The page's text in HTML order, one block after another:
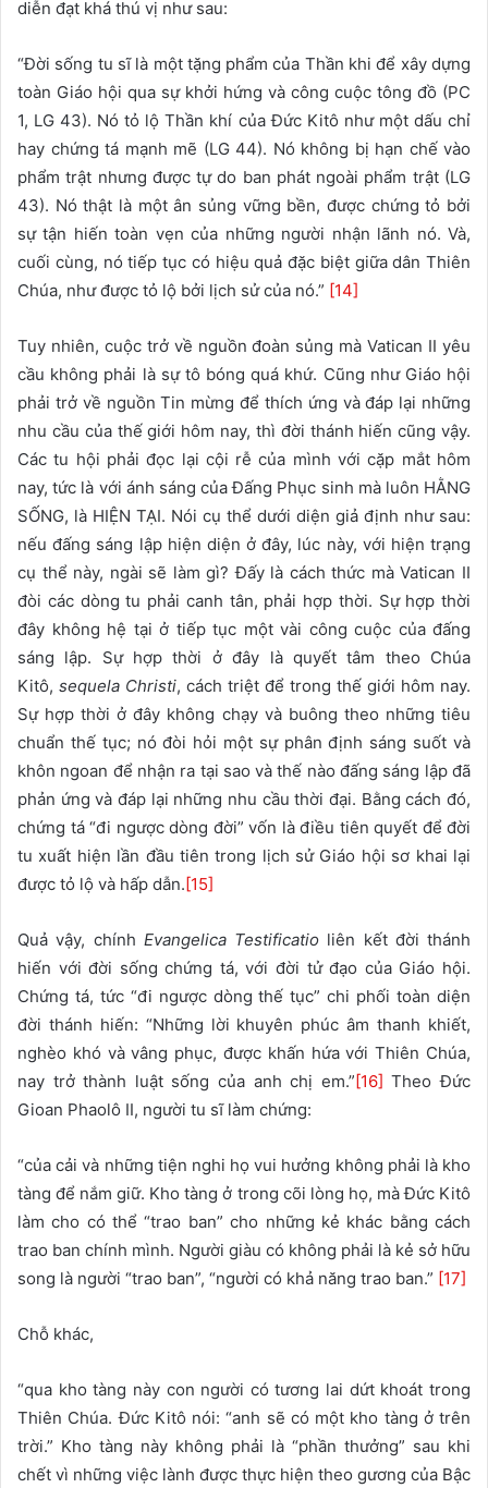
diễn đạt khá thú vị như sau:
“Đời sống tu sĩ là một tặng phẩm của Thần khi để xây dựng
toàn Giáo hội qua sự khởi hứng và công cuộc tông đồ (PC
1, LG 43). Nó tỏ lộ Thần khí của Đức Kitô như một dấu chỉ
hay chứng tá mạnh mẽ (LG 44). Nó không bị hạn chế vào
phẩm trật nhưng được tự do ban phát ngoài phẩm trật (LG
43). Nó thật là một ân sủng vững bền, được chứng tỏ bởi
sự tận hiến toàn vẹn của những người nhận lãnh nó. Và,
cuối cùng, nó tiếp tục có hiệu quả đặc biệt giữa dân Thiên
Chúa, như được tỏ lộ bởi lịch sử của nó.” [14]
Tuy nhiên, cuộc trở về nguồn đoàn sủng mà Vatican II yêu
cầu không phải là sự tô bóng quá khứ. Cũng như Giáo hội
phải trở về nguồn Tin mừng để thích ứng và đáp lại những
nhu cầu của thế giới hôm nay, thì đời thánh hiến cũng vậy.
Các tu hội phải đọc lại cội rễ của mình với cặp mắt hôm
nay, tức là với ánh sáng của Đấng Phục sinh mà luôn HẰNG
SỐNG, là HIỆN TẠI. Nói cụ thể dưới diện giả định như sau:
nếu đấng sáng lập hiện diện ở đây, lúc này, với hiện trạng
cụ thể này, ngài sẽ làm gì? Đấy là cách thức mà Vatican II
đòi các dòng tu phải canh tân, phải hợp thời. Sự hợp thời
đây không hệ tại ở tiếp tục một vài công cuộc của đấng
sáng lập. Sự hợp thời ở đây là quyết tâm theo Chúa
Kitô, sequela Christi, cách triệt để trong thế giới hôm nay.
Sự hợp thời ở đây không chạy và buông theo những tiêu
chuẩn thế tục; nó đòi hỏi một sự phân định sáng suốt và
khôn ngoan để nhận ra tại sao và thế nào đấng sáng lập đã
phản ứng và đáp lại những nhu cầu thời đại. Bằng cách đó,
chứng tá “đi ngược dòng đời” vốn là điều tiên quyết để đời
tu xuất hiện lần đầu tiên trong lịch sử Giáo hội sơ khai lại
được tỏ lộ và hấp dẫn.[15]
Quả vậy, chính Evangelica Testificatio liên kết đời thánh
hiến với đời sống chứng tá, với đời tử đạo của Giáo hội.
Chứng tá, tức “đi ngược dòng thế tục” chi phối toàn diện
đời thánh hiến: “Những lời khuyên phúc âm thanh khiết,
nghèo khó và vâng phục, được khấn hứa với Thiên Chúa,
nay trở thành luật sống của anh chị em.”[16] Theo Đức
Gioan Phaolô II, người tu sĩ làm chứng:
“của cải và những tiện nghi họ vui hưởng không phải là kho
tàng để nắm giữ. Kho tàng ở trong cõi lòng họ, mà Đức Kitô
làm cho có thể “trao ban” cho những kẻ khác bằng cách
trao ban chính mình. Người giàu có không phải là kẻ sở hữu
song là người “trao ban”, “người có khả năng trao ban.” [17]
Chỗ khác,
“qua kho tàng này con người có tương lai dứt khoát trong
Thiên Chúa. Đức Kitô nói: “anh sẽ có một kho tàng ở trên
trời.” Kho tàng này không phải là “phần thưởng” sau khi
chết vì những việc lành được thực hiện theo gương của Bậc